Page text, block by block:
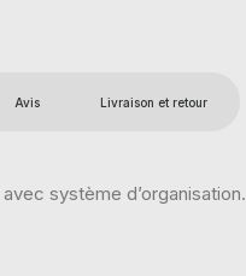
Avis Livraison et retour
système d’organisation.